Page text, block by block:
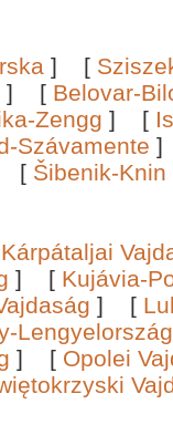
] [
] [ Belovar-
Zengg ] [
Szávamente
[ Šibenik-Knin
Kárpátaljai
] [ Kujávia-
] [
] [ Opolei